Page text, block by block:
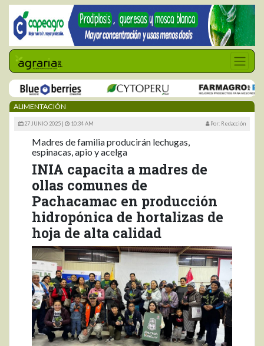
ALIMENTACIÓN
27 JUNIO 2025 | 10:34 AM Por: Redacción
Madres de familia producirán lechugas,
espinacas, apio y acelga
INIA capacita a madres de
ollas comunes de
Pachacamac en producción
hidropónica de hortalizas de
hoja de alta calidad